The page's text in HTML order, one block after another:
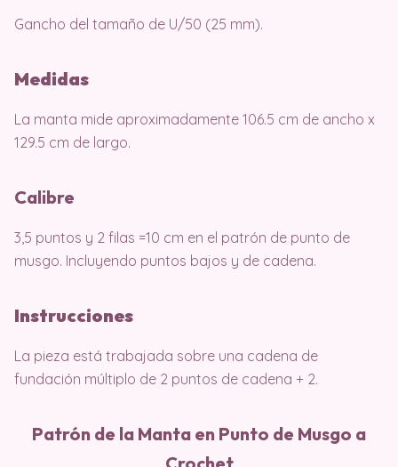
Gancho del tamaño de U/50 (25 mm).
Medidas
La manta mide aproximadamente 106.5 cm de ancho x
129.5 cm de largo.
Calibre
3,5 puntos y 2 filas =10 cm en el patrón de punto de
musgo. Incluyendo puntos bajos y de cadena.
Instrucciones
La pieza está trabajada sobre una cadena de
fundación múltiplo de 2 puntos de cadena + 2.
Patrón de la Manta en Punto de Musgo a